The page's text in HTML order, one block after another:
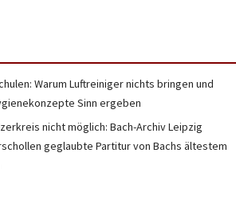
Warum Luftreiniger nichts bringen und
Sinn ergeben
nicht möglich: Bach-Archiv Leipzig
geglaubte Partitur von Bachs ältestem